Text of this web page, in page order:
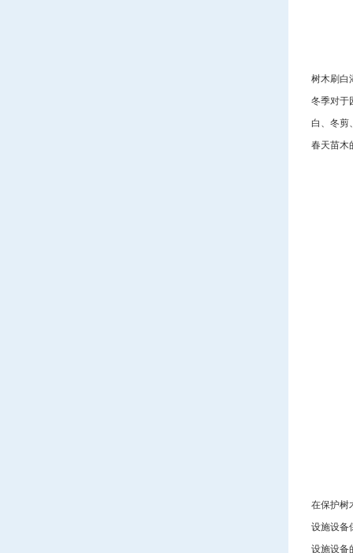
树木刷白
冬季对于
白、冬剪
春天苗木
在保护树
设施设备
设施设备